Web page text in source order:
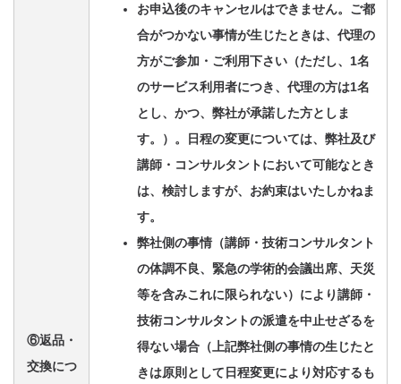
⑥返品・
交換につ
お申込後のキャンセルはできません。ご都
合がつかない事情が生じたときは、代理の
方がご参加・ご利用下さい（ただし、1名
のサービス利用者につき、代理の方は1名
とし、かつ、弊社が承諾した方としま
す。）。日程の変更については、弊社及び
講師・コンサルタントにおいて可能なとき
は、検討しますが、お約束はいたしかねま
す。
弊社側の事情（講師・技術コンサルタント
の体調不良、緊急の学術的会議出席、天災
等を含みこれに限られない）により講師・
技術コンサルタントの派遣を中止せざるを
得ない場合（上記弊社側の事情の生じたと
きは原則として日程変更により対応するも